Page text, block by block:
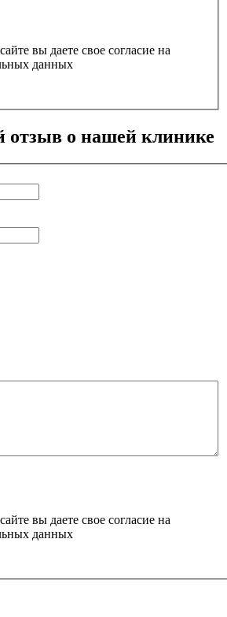
свое согласие на
данных
отзыв о нашей клинике
свое согласие на
данных